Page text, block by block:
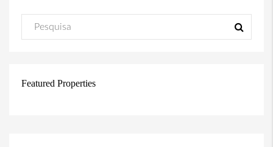
Featured Properties